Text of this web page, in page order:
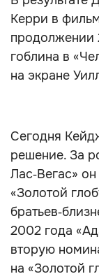
Керри в
продолжении
гоблина в
на экране
Сегодня
решение. За
Лас‑Вегас»
«Золотой
2002 года
вторую
на «Золотой